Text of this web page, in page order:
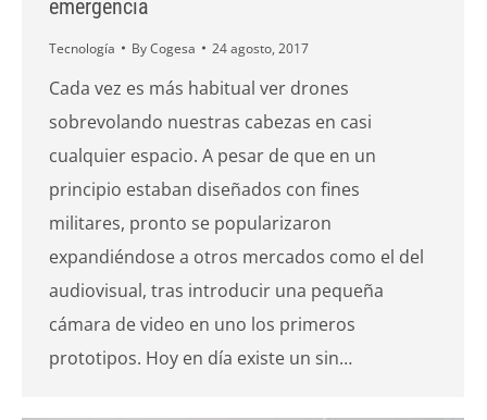
emergencia
Tecnología ByCogesa 24 agosto, 2017
Cada vez es más habitual ver drones
sobrevolando nuestras cabezas en casi
cualquier espacio. A pesar de que en un
principio estaban diseñados con fines
militares, pronto se popularizaron
expandiéndose a otros mercados como el del
audiovisual, tras introducir una pequeña
cámara de video en uno los primeros
prototipos. Hoy en día existe un sin…